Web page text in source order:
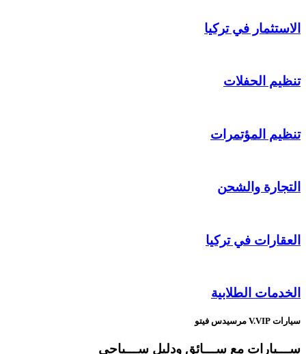
الاستثمار في تركيا
تنظيم الحفلات
تنظيم المؤتمرات
التجارة والشحن
العقارات في تركيا
الخدمات الطلابية
سيارات V.VIP مرسيدس فيتو
ســـيارات مع ســـائق ودليل ســـياحي